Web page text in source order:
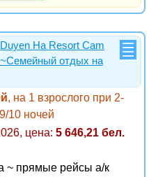
Duyen Ha Resort Cam
отдых на
, на 1 взрослого при 2-
10 ночей
цена: 5 646,21 бел.
~ прямые рейсы а/к